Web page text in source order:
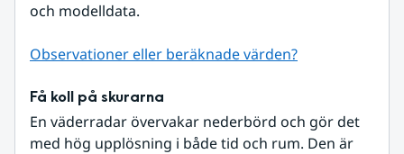
och modelldata.
Observationer eller beräknade värden?
Få koll på skurarna
En väderradar övervakar nederbörd och gör det
med hög upplösning i både tid och rum. Den är